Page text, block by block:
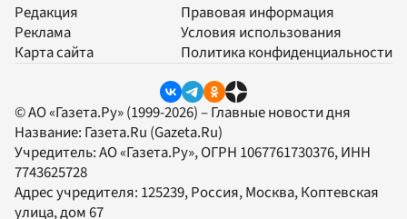
Редакция
Реклама
Карта сайта
Правовая информация
Условия использования
Политика конфиденциальности
© АО «Газета.Ру» (1999-2026) – Главные новости дня
Название: Газета.Ru (Gazeta.Ru)
Учредитель:АО «Газета.Ру», ОГРН 1067761730376, ИНН
7743625728
Адрес учредителя: 125239, Россия, Москва, Коптевская
улица, дом 67